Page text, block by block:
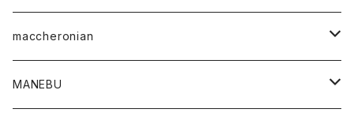
Tシャツ
セーター
チュニック
カットソー
シャツ
ロングスリーブテーシャツ
maccheronian
靴
MANEBU